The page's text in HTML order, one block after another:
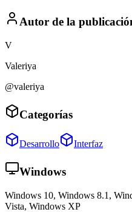
Autor de la
V
Valeriya
@valeriya
Categorías
Desarrollo Interfaz
Windows
Windows 10, Windows 8.1,
Vista, Windows XP